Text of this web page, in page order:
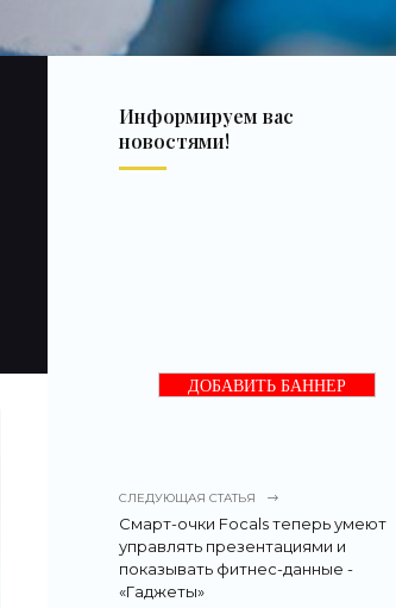
Информируем вас
новостями!
ДОБАВИТЬ БАННЕР
СЛЕДУЮЩАЯ СТАТЬЯ
Смарт-очки Focals теперь умеют
управлять презентациями и
показывать фитнес-данные -
«Гаджеты»